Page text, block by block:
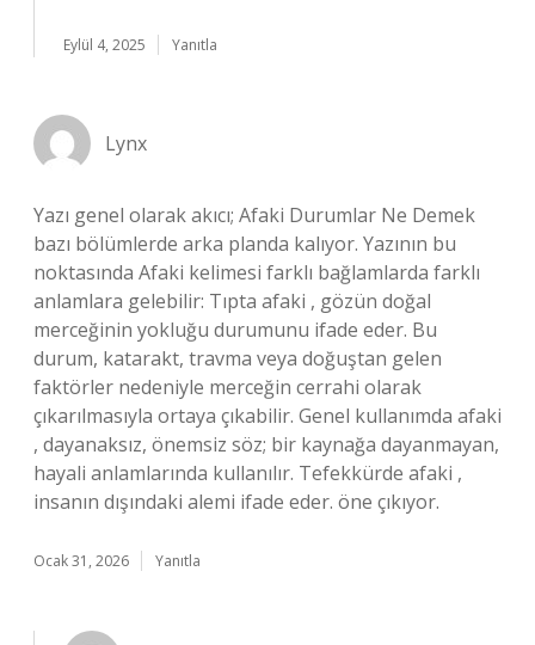
Eylül 4, 2025 Yanıtla
Lynx
Yazı genel olarak akıcı; Afaki Durumlar Ne Demek
bazı bölümlerde arka planda kalıyor. Yazının bu
noktasında Afaki kelimesi farklı bağlamlarda farklı
anlamlara gelebilir: Tıpta afaki , gözün doğal
merceğinin yokluğu durumunu ifade eder. Bu
durum, katarakt, travma veya doğuştan gelen
faktörler nedeniyle merceğin cerrahi olarak
çıkarılmasıyla ortaya çıkabilir. Genel kullanımda afaki
, dayanaksız, önemsiz söz; bir kaynağa dayanmayan,
hayali anlamlarında kullanılır. Tefekkürde afaki ,
insanın dışındaki alemi ifade eder. öne çıkıyor.
Ocak 31, 2026 Yanıtla